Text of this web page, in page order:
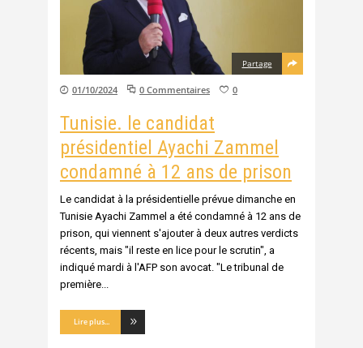
Partage
01/10/2024 0 Commentaires 0
Tunisie. le candidat
présidentiel Ayachi Zammel
condamné à 12 ans de prison
Le candidat à la présidentielle prévue dimanche en
Tunisie Ayachi Zammel a été condamné à 12 ans de
prison, qui viennent s'ajouter à deux autres verdicts
récents, mais "il reste en lice pour le scrutin", a
indiqué mardi à l'AFP son avocat. "Le tribunal de
première
Lire plus...